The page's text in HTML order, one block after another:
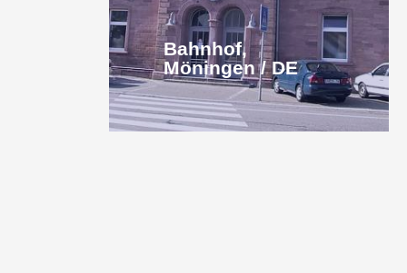
Bahnhof,
Möningen / DE